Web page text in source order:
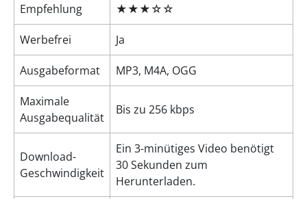
Empfehlung ★★★☆☆
Werbefrei Ja
Ausgabeformat MP3, M4A, OGG
Maximale
Ausgabequalität
Bis zu 256 kbps
Download-
Geschwindigkeit
Ein 3-minütiges Video benötigt
30 Sekunden zum
Herunterladen.